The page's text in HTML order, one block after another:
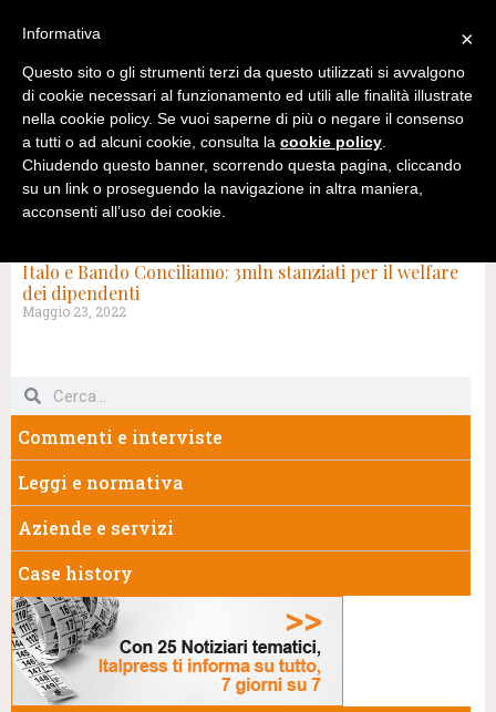
Italo e Bando Conciliamo: 3mln stanziati per il welfare
dei dipendenti
Maggio 23, 2022
Commenti e interviste
Leggi e normativa
Aziende e servizi
Case history
×
Informativa
Questo sito o gli strumenti terzi da questo utilizzati si avvalgono
di cookie necessari al funzionamento ed utili alle finalità illustrate
nella cookie policy. Se vuoi saperne di più o negare il consenso
a tutti o ad alcuni cookie, consulta la cookie policy.
Chiudendo questo banner, scorrendo questa pagina, cliccando
su un link o proseguendo la navigazione in altra maniera,
acconsenti all’uso dei cookie.